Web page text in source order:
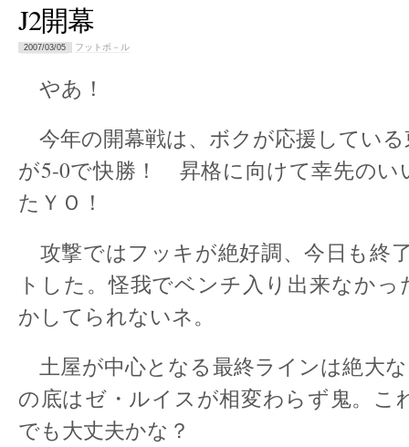
J2開幕
2007/03/05 フットボ－ル
やあ！
今年の開幕戦は、ボクが応援してい
が5-0で快勝！ 昇格に向けて幸先のい
たＹＯ！
攻撃ではフッキが絶好調、今日も終
トした。怪我でベンチ入り出来なか
かしてられないネ。
土屋が中心となる最終ラインは絶大
の底はゼ・ルイスが相変わらず鬼。こ
でも大丈夫かな？